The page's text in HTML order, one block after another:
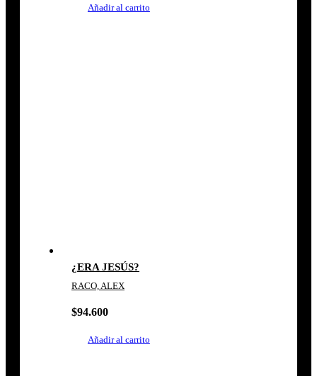
Añadir al carrito
¿ERA JESÚS?
RACO, ALEX
$94.600
Añadir al carrito